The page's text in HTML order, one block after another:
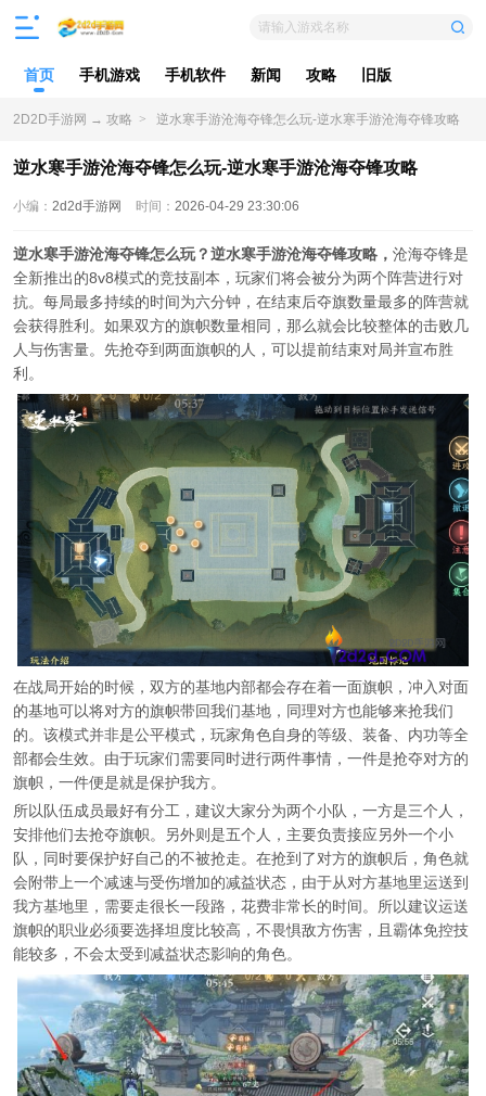
请输入游戏名称
首页 手机游戏 手机软件 新闻 攻略 旧版
2D2D手游网 → 攻略 > 逆水寒手游沧海夺锋怎么玩-逆水寒手游沧海夺锋攻略
逆水寒手游沧海夺锋怎么玩-逆水寒手游沧海夺锋攻略
小编： 2d2d手游网 时间： 2026-04-29 23:30:06
逆水寒手游沧海夺锋怎么玩？逆水寒手游沧海夺锋攻略， 沧海夺锋是
全新推出的8v8模式的竞技副本，玩家们将会被分为两个阵营进行对
抗。每局最多持续的时间为六分钟，在结束后夺旗数量最多的阵营就
会获得胜利。如果双方的旗帜数量相同，那么就会比较整体的击败几
人与伤害量。先抢夺到两面旗帜的人，可以提前结束对局并宣布胜
利。
在战局开始的时候，双方的基地内部都会存在着一面旗帜，冲入对面
的基地可以将对方的旗帜带回我们基地，同理对方也能够来抢我们
的。该模式并非是公平模式，玩家角色自身的等级、装备、内功等全
部都会生效。由于玩家们需要同时进行两件事情，一件是抢夺对方的
旗帜，一件便是就是保护我方。
所以队伍成员最好有分工，建议大家分为两个小队，一方是三个人，
安排他们去抢夺旗帜。另外则是五个人，主要负责接应另外一个小
队，同时要保护好自己的不被抢走。在抢到了对方的旗帜后，角色就
会附带上一个减速与受伤增加的减益状态，由于从对方基地里运送到
我方基地里，需要走很长一段路，花费非常长的时间。所以建议运送
旗帜的职业必须要选择坦度比较高，不畏惧敌方伤害，且霸体免控技
能较多，不会太受到减益状态影响的角色。